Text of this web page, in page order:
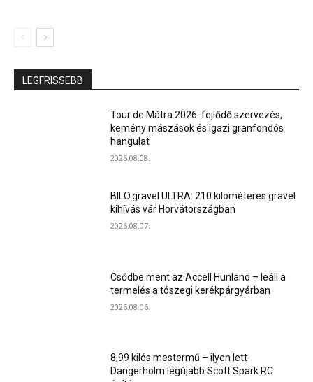
LEGFRISSEBB
Tour de Mátra 2026: fejlődő szervezés,
kemény mászások és igazi granfondós
hangulat
2026.08.08.
BILO.gravel ULTRA: 210 kilométeres gravel
kihívás vár Horvátországban
2026.08.07.
Csődbe ment az Accell Hunland – leáll a
termelés a tószegi kerékpárgyárban
2026.08.06.
8,99 kilós mestermű – ilyen lett
Dangerholm legújabb Scott Spark RC